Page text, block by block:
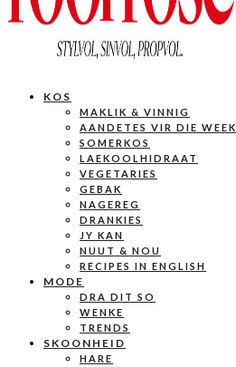
KOS
MAKLIK & VINNIG
AANDETES VIR DIE WEEK
SOMERKOS
LAEKOOLHIDRAAT
VEGETARIES
GEBAK
NAGEREG
DRANKIES
JY KAN
NUUT & NOU
RECIPES IN ENGLISH
MODE
DRA DIT SO
WENKE
TRENDS
SKOONHEID
HARE